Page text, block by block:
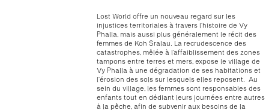
Lost World offre un nouveau regard sur les
injustices territoriales à travers l’histoire de Vy
Phalla, mais aussi plus généralement le récit des
femmes de Koh Sralau. La recrudescence des
catastrophes, mêlée à l’affaiblissement des zones
tampons entre terres et mers, expose le village de
Vy Phalla à une dégradation de ses habitations et
l’érosion des sols sur lesquels elles reposent. Au
sein du village, les femmes sont responsables des
enfants tout en dédiant leurs journées entre autres
à la pêche, afin de subvenir aux besoins de la